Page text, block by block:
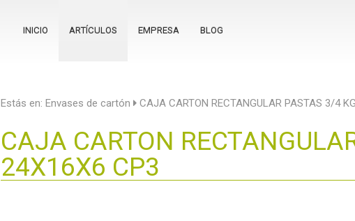
INICIO
ARTÍCULOS EMPRESA BLOG
Estás en: Envases de cartón CAJA CARTON RECTANGULAR PASTAS 3/4
CAJA CARTON
24X16X6 CP3